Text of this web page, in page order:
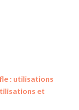
: utilisations
et